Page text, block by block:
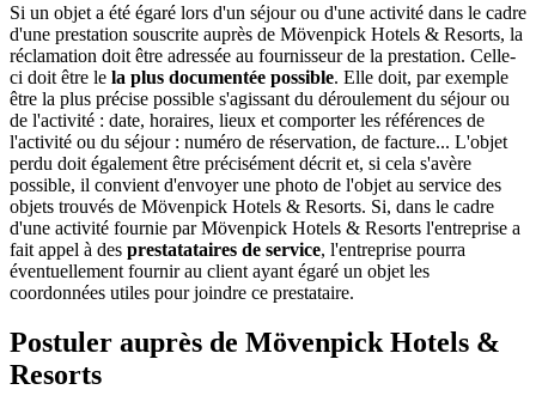
Si un objet a été égaré lors d'un séjour ou d'une activité dans le cadre
d'une prestation souscrite auprès de Mövenpick Hotels & Resorts, la
réclamation doit être adressée au fournisseur de la prestation. Celle-
ci doit être le la plus documentée possible. Elle doit, par exemple
être la plus précise possible s'agissant du déroulement du séjour ou
de l'activité : date, horaires, lieux et comporter les références de
l'activité ou du séjour : numéro de réservation, de facture... L'objet
perdu doit également être précisément décrit et, si cela s'avère
possible, il convient d'envoyer une photo de l'objet au service des
objets trouvés de Mövenpick Hotels & Resorts. Si, dans le cadre
d'une activité fournie par Mövenpick Hotels & Resorts l'entreprise a
fait appel à des prestatataires de service, l'entreprise pourra
éventuellement fournir au client ayant égaré un objet les
coordonnées utiles pour joindre ce prestataire.
Postuler auprès de Mövenpick Hotels &
Resorts